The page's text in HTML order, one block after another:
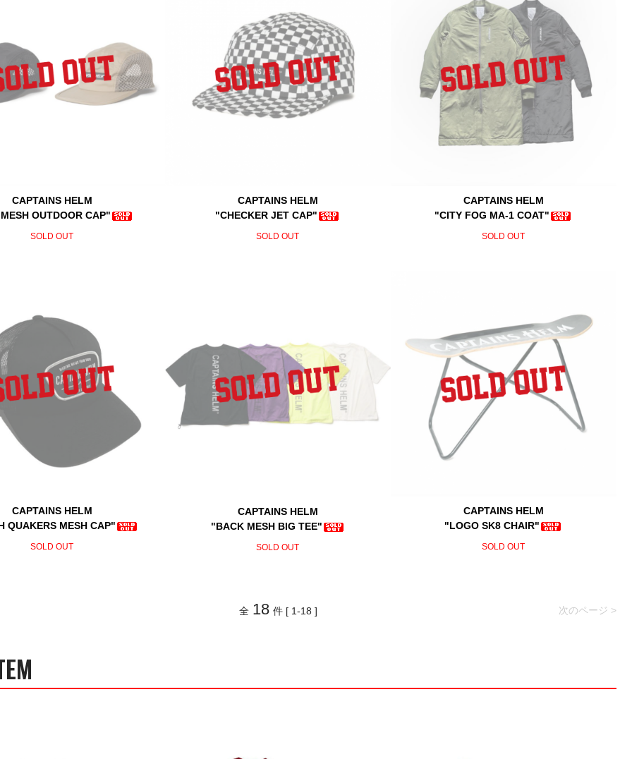
CAPTAINS HELM
OUTDOOR CAP"
SOLD OUT
CAPTAINS HELM
"CHECKER JET CAP"
SOLD OUT
CAPTAINS HELM
"CITY FOG MA-1 COAT"
SOLD OUT
CAPTAINS HELM
QUAKERS MESH CAP"
SOLD OUT
CAPTAINS HELM
"BACK MESH BIG TEE"
SOLD OUT
CAPTAINS HELM
"LOGO SK8 CHAIR"
SOLD OUT
次のページ >
全 18 件 [ 1-18 ]